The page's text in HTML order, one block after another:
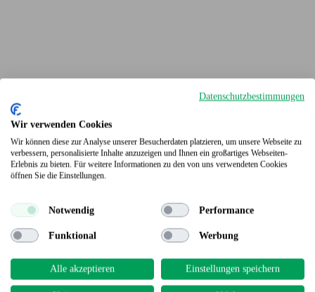
Terrassendielen
Datenschutzbestimmungen
Wir verwenden Cookies
Wir können diese zur Analyse unserer Besucherdaten platzieren, um unsere Webseite zu
verbessern, personalisierte Inhalte anzuzeigen und Ihnen ein großartiges Webseiten-
Erlebnis zu bieten. Für weitere Informationen zu den von uns verwendeten Cookies
öffnen Sie die Einstellungen.
Notwendig Performance
Funktional Werbung
Alle akzeptieren Einstellungen speichern